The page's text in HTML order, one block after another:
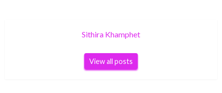
Sithira Khamphet
View all posts